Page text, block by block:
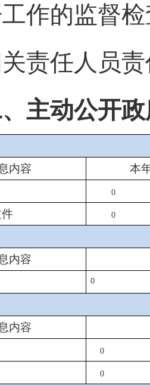
作的监督
责任人员
主动公开政
内容
本
0
0
内容
0
内容
0
0